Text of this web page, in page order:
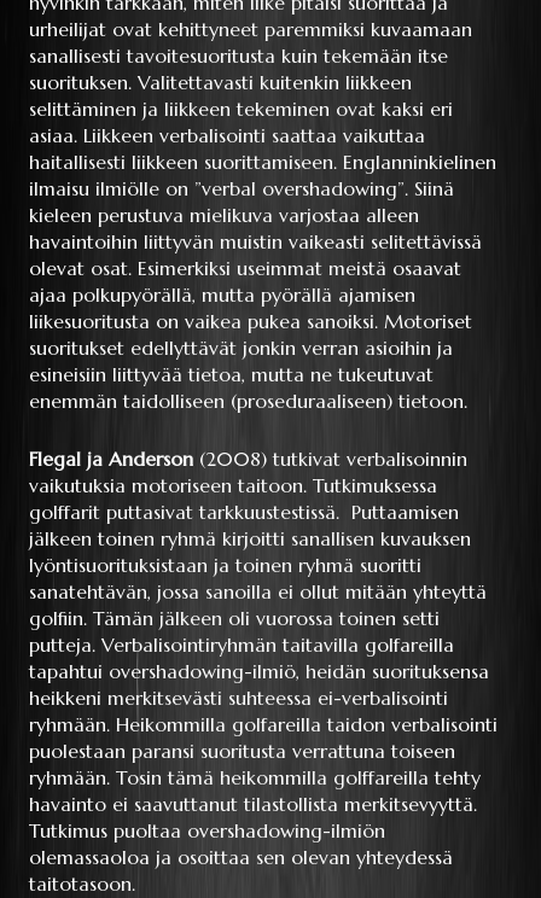
urheilijat ovat kehittyneet paremmiksi kuvaamaan
sanallisesti tavoitesuoritusta kuin tekemään itse
suorituksen. Valitettavasti kuitenkin liikkeen
selittäminen ja liikkeen tekeminen ovat kaksi eri
asiaa. Liikkeen verbalisointi saattaa vaikuttaa
haitallisesti liikkeen suorittamiseen. Englanninkielinen
ilmaisu ilmiölle on ”verbal overshadowing”. Siinä
kieleen perustuva mielikuva varjostaa alleen
havaintoihin liittyvän muistin vaikeasti selitettävissä
olevat osat. Esimerkiksi useimmat meistä osaavat
ajaa polkupyörällä, mutta pyörällä ajamisen
liikesuoritusta on vaikea pukea sanoiksi. Motoriset
suoritukset edellyttävät jonkin verran asioihin ja
esineisiin liittyvää tietoa, mutta ne tukeutuvat
enemmän taidolliseen (proseduraaliseen) tietoon.
Flegal ja Anderson (2008) tutkivat verbalisoinnin
vaikutuksia motoriseen taitoon. Tutkimuksessa
golffarit puttasivat tarkkuustestissä. Puttaamisen
jälkeen toinen ryhmä kirjoitti sanallisen kuvauksen
lyöntisuorituksistaan ja toinen ryhmä suoritti
sanatehtävän, jossa sanoilla ei ollut mitään yhteyttä
golfiin. Tämän jälkeen oli vuorossa toinen setti
putteja. Verbalisointiryhmän taitavilla golfareilla
tapahtui overshadowing-ilmiö, heidän suorituksensa
heikkeni merkitsevästi suhteessa ei-verbalisointi
ryhmään. Heikommilla golfareilla taidon verbalisointi
puolestaan paransi suoritusta verrattuna toiseen
ryhmään. Tosin tämä heikommilla golffareilla tehty
havainto ei saavuttanut tilastollista merkitsevyyttä.
Tutkimus puoltaa overshadowing-ilmiön
olemassaoloa ja osoittaa sen olevan yhteydessä
taitotasoon.